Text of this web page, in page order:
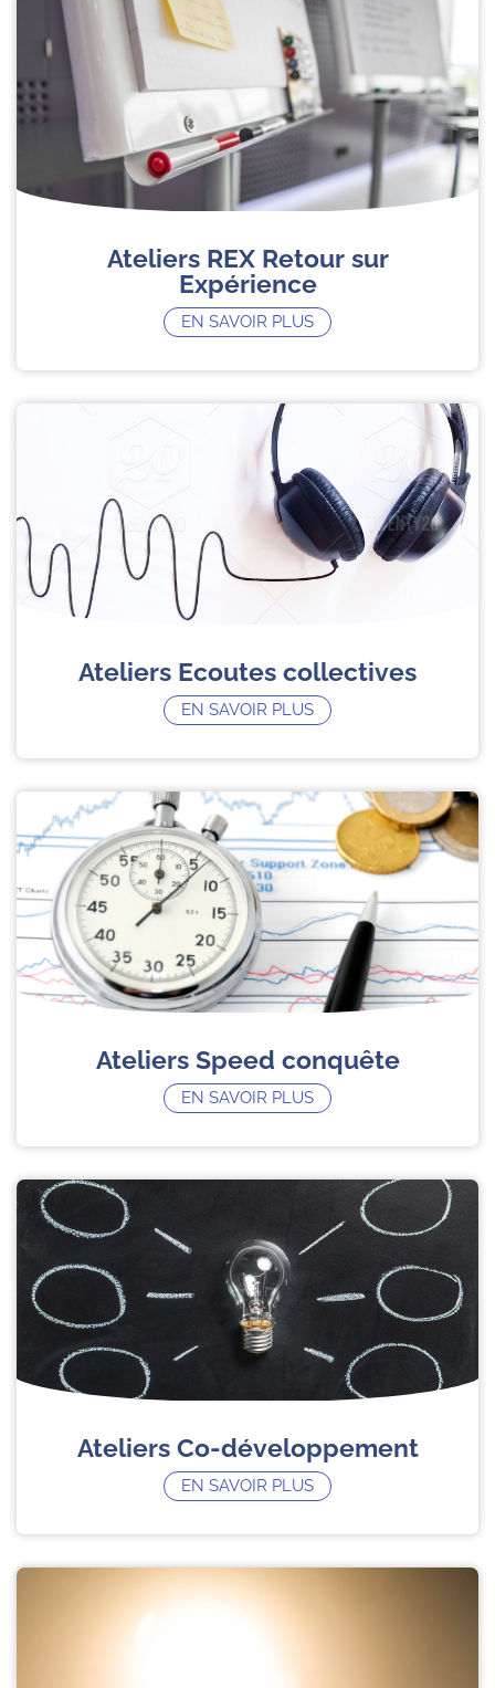
Ateliers REX Retour sur
Expérience
EN SAVOIR PLUS
Ateliers Ecoutes collectives
EN SAVOIR PLUS
Ateliers Speed conquête
EN SAVOIR PLUS
Ateliers Co-développement
EN SAVOIR PLUS